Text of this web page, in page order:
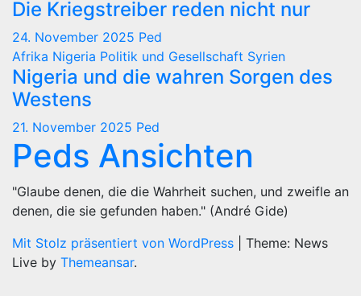
Die Kriegstreiber reden nicht nur
24. November 2025 Ped
Afrika Nigeria Politik und Gesellschaft Syrien
Nigeria und die wahren Sorgen des
Westens
21. November 2025 Ped
Peds Ansichten
"Glaube denen, die die Wahrheit suchen, und zweifle an
denen, die sie gefunden haben." (André Gide)
Mit Stolz präsentiert von WordPress
Theme: News
Live by Themeansar.